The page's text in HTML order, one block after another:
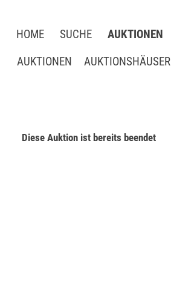
HOME SUCHE AUKTIONEN
AUKTIONEN AUKTIONSHÄUSER
Diese Auktion ist bereits beendet